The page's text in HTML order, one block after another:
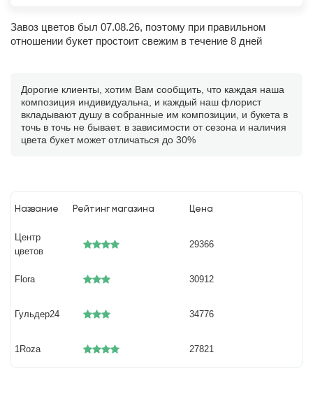
Завоз цветов был 07.08.26, поэтому при правильном
отношении букет простоит свежим в течение 8 дней
Дорогие клиенты, хотим Вам сообщить, что каждая наша
композиция индивидуальна, и каждый наш флорист
вкладывают душу в собранные им композиции, и букета в
точь в точь не бывает. в зависимости от сезона и наличия
цвета букет может отличаться до 30%
Название Рейтинг магазина Цена
Центр
цветов
29366
Flora 30912
Гульдер24 34776
1Roza 27821